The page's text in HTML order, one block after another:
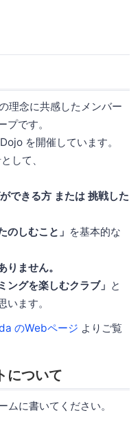
念に共感したメンバー
です。
を開催しています。
して、
できる方 または 挑戦した
のしむこと」 を基本的な
りません。
ングを楽しむクラブ」 と
ます。
のWebページ よりご覧
について
に書いてください。